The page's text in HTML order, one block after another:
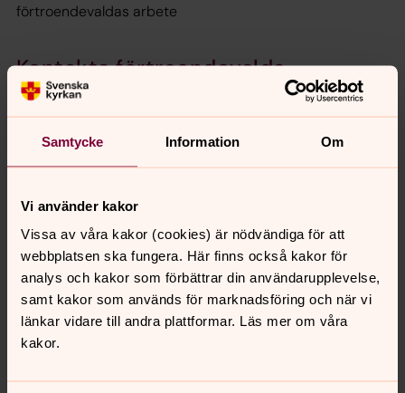
Samtycke Information Om
Vi använder kakor
Vissa av våra kakor (cookies) är nödvändiga för att
webbplatsen ska fungera. Här finns också kakor för
analys och kakor som förbättrar din användarupplevelse,
samt kakor som används för marknadsföring och när vi
länkar vidare till andra plattformar. Läs mer om våra
kakor.
förtroendevaldas arbete
Kontakta förtroendevalda
Kyrkans förtroendevalda arbetar lokalt för att leda
kyrkans verksamhet i kyrkofullmäktige, kyrkoråd,
församlingsråd och verksamhetsråd.
Protokoll och handlingar från kyrkorådet och
kyrkofullmäktige publiceras inte på hemsidan.
Ekonomi
Hur används pengarna i Svenska kyrkan? Varsågod att
ta del av årsredovisningen!